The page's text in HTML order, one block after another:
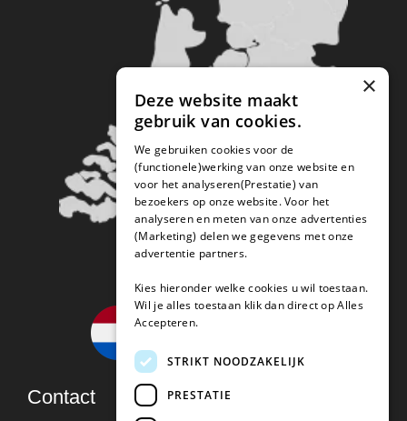
Contact
×
Deze website maakt
gebruik van cookies.
We gebruiken cookies voor de
(functionele)werking van onze website en
voor het analyseren(Prestatie) van
bezoekers op onze website. Voor het
analyseren en meten van onze advertenties
(Marketing) delen we gegevens met onze
advertentie partners.
Kies hieronder welke cookies u wil toestaan.
Wil je alles toestaan klik dan direct op Alles
Accepteren.
STRIKT NOODZAKELIJK
PRESTATIE